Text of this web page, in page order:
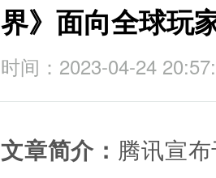
界》面向全球玩
时间：2023-04-24
文章简介： 腾讯宣